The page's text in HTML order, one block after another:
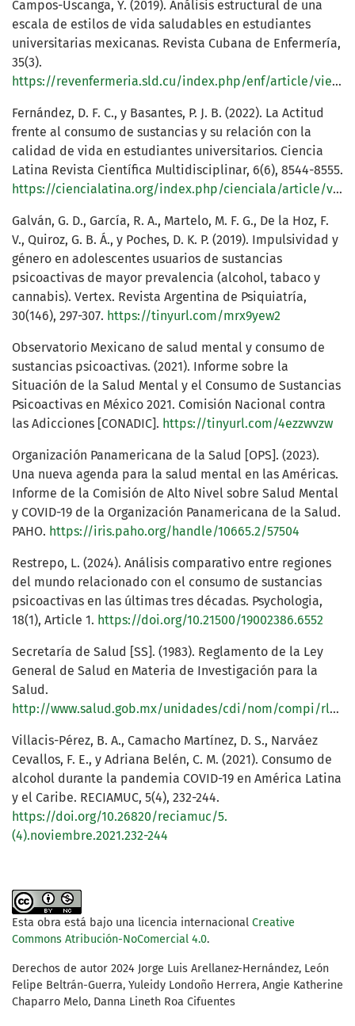
Campos-Uscanga, Y. (2019). Análisis estructural de una
escala de estilos de vida saludables en estudiantes
universitarias mexicanas. Revista Cubana de Enfermería,
35(3).
https://revenfermeria.sld.cu/index.php/enf/article/view/2221
Fernández, D. F. C., y Basantes, P. J. B. (2022). La Actitud
frente al consumo de sustancias y su relación con la
calidad de vida en estudiantes universitarios. Ciencia
Latina Revista Científica Multidisciplinar, 6(6), 8544-8555.
https://ciencialatina.org/index.php/cienciala/article/view/4019
Galván, G. D., García, R. A., Martelo, M. F. G., De la Hoz, F.
V., Quiroz, G. B. Á., y Poches, D. K. P. (2019). Impulsividad y
género en adolescentes usuarios de sustancias
psicoactivas de mayor prevalencia (alcohol, tabaco y
cannabis). Vertex. Revista Argentina de Psiquiatría,
30(146), 297-307. https://tinyurl.com/mrx9yew2
Observatorio Mexicano de salud mental y consumo de
sustancias psicoactivas. (2021). Informe sobre la
Situación de la Salud Mental y el Consumo de Sustancias
Psicoactivas en México 2021. Comisión Nacional contra
las Adicciones [CONADIC]. https://tinyurl.com/4ezzwvzw
Organización Panamericana de la Salud [OPS]. (2023).
Una nueva agenda para la salud mental en las Américas.
Informe de la Comisión de Alto Nivel sobre Salud Mental
y COVID-19 de la Organización Panamericana de la Salud.
PAHO. https://iris.paho.org/handle/10665.2/57504
Restrepo, L. (2024). Análisis comparativo entre regiones
del mundo relacionado con el consumo de sustancias
psicoactivas en las últimas tres décadas. Psychologia,
18(1), Article 1. https://doi.org/10.21500/19002386.6552
Secretaría de Salud [SS]. (1983). Reglamento de la Ley
General de Salud en Materia de Investigación para la
Salud.
http://www.salud.gob.mx/unidades/cdi/nom/compi/rlgsmis.html
Villacis-Pérez, B. A., Camacho Martínez, D. S., Narváez
Cevallos, F. E., y Adriana Belén, C. M. (2021). Consumo de
alcohol durante la pandemia COVID-19 en América Latina
y el Caribe. RECIAMUC, 5(4), 232-244.
https://doi.org/10.26820/reciamuc/5.
(4).noviembre.2021.232-244
Esta obra está bajo una licencia internacional Creative
Commons Atribución-NoComercial 4.0.
Derechos de autor 2024 Jorge Luis Arellanez-Hernández, León
Felipe Beltrán-Guerra, Yuleidy Londoño Herrera, Angie Katherine
Chaparro Melo, Danna Lineth Roa Cifuentes